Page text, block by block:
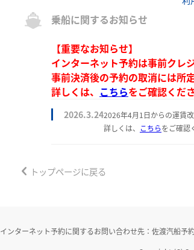
乗船に関するお知らせ
【重要なお知らせ】
インターネット予約は事前クレ
事前決済後の予約の取消には所
詳しくは、 こちらをご確認くださ
2026.3.242026年4月1日からの運賃
詳しくは、
こちらをご確認
トップページに戻る
インターネット予約に関するお問い合わせ先：佐渡汽船